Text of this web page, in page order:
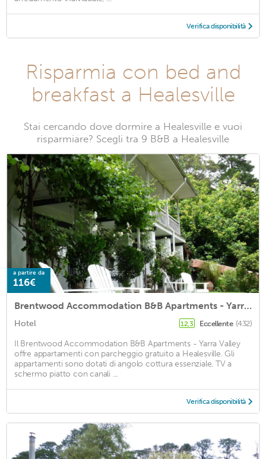
Verifica disponibilità
Risparmia con bed and
breakfast a Healesville
Stai cercando dove dormire a Healesville e vuoi
risparmiare? Scegli tra 9 B&B a Healesville
a partire da
116€
Brentwood Accommodation B&B Apartments - Yarra Valley
Hotel 12,3 Eccellente (432)
Il Brentwood Accommodation B&B Apartments - Yarra Valley
offre appartamenti con parcheggio gratuito a Healesville. Gli
appartamenti sono dotati di angolo cottura essenziale, TV a
schermo piatto con canali ...
Verifica disponibilità